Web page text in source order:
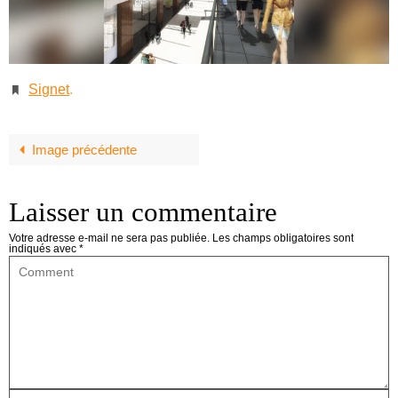
Signet.
Image précédente
Laisser un commentaire
Votre adresse e-mail ne sera pas publiée. Les champs obligatoires sont
indiqués avec *